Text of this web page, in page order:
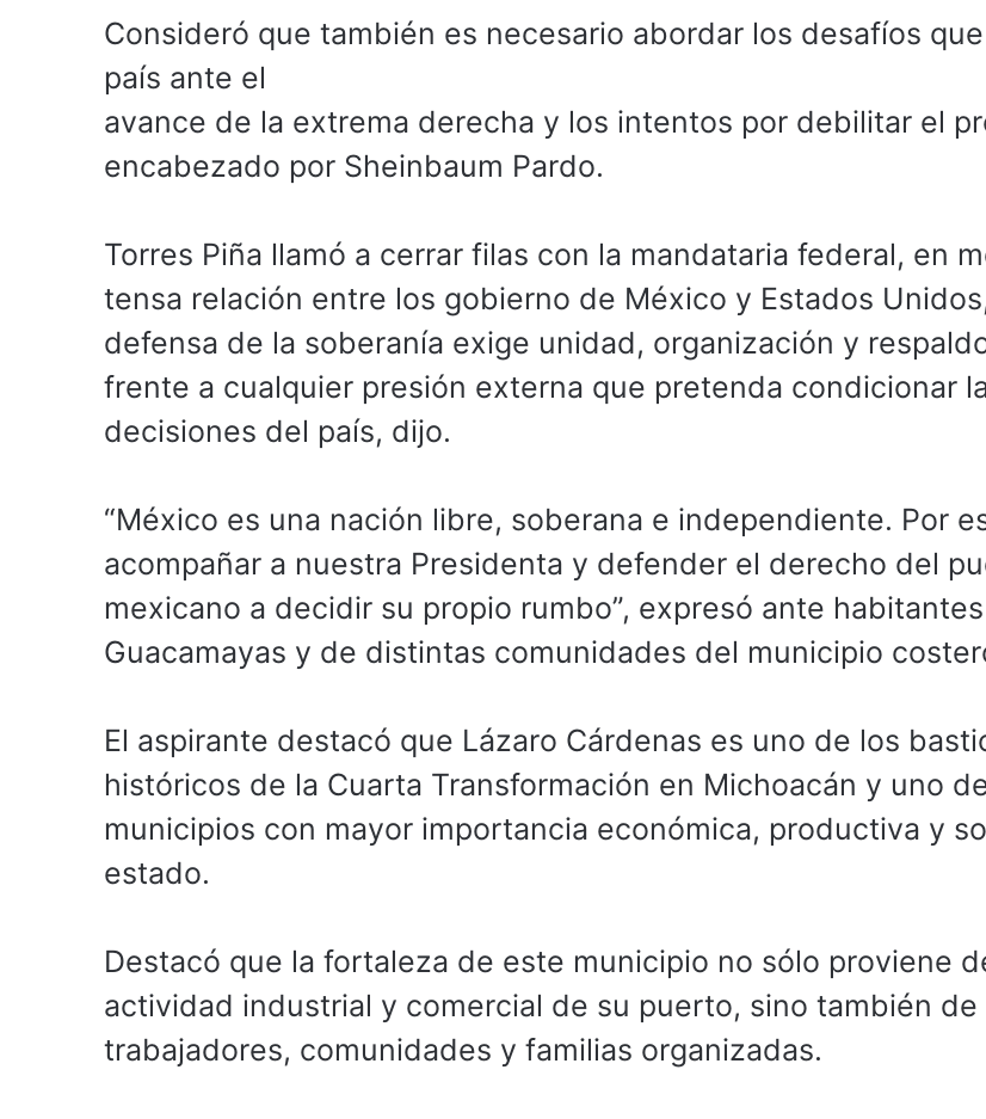
Consideró que también es necesario abordar los desafíos
país ante el
avance de la extrema derecha y los intentos por debilitar el
encabezado por Sheinbaum Pardo.
Torres Piña llamó a cerrar filas con la mandataria federal, en
tensa relación entre los gobierno de México y Estados
defensa de la soberanía exige unidad, organización y
frente a cualquier presión externa que pretenda condicionar
decisiones del país, dijo.
“México es una nación libre, soberana e independiente. Por
acompañar a nuestra Presidenta y defender el derecho del
mexicano a decidir su propio rumbo”, expresó ante
Guacamayas y de distintas comunidades del municipio
El aspirante destacó que Lázaro Cárdenas es uno de los
históricos de la Cuarta Transformación en Michoacán y uno
municipios con mayor importancia económica, productiva y
estado.
Destacó que la fortaleza de este municipio no sólo proviene
actividad industrial y comercial de su puerto, sino también de
trabajadores, comunidades y familias organizadas.